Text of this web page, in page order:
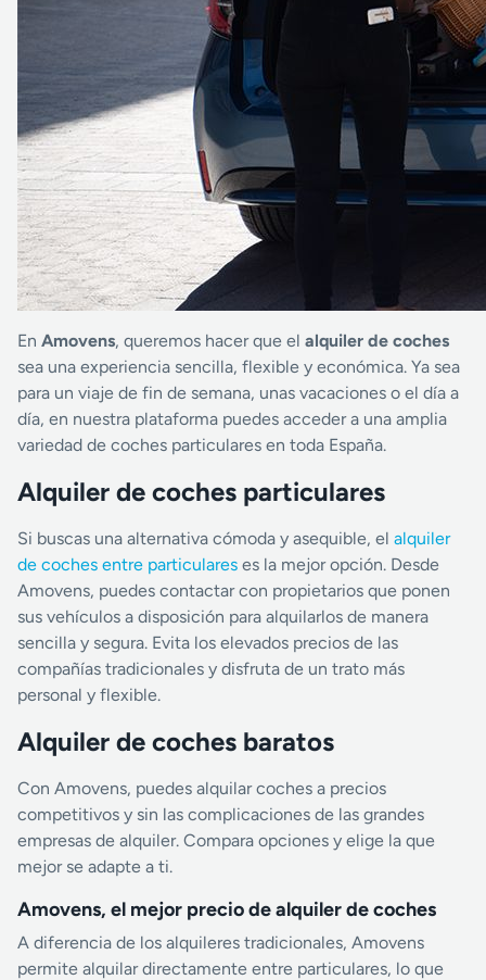
En Amovens, queremos hacer que el alquiler de coches
sea una experiencia sencilla, flexible y económica. Ya sea
para un viaje de fin de semana, unas vacaciones o el día a
día, en nuestra plataforma puedes acceder a una amplia
variedad de coches particulares en toda España.
Alquiler de coches particulares
Si buscas una alternativa cómoda y asequible, el alquiler
de coches entre particulares es la mejor opción. Desde
Amovens, puedes contactar con propietarios que ponen
sus vehículos a disposición para alquilarlos de manera
sencilla y segura. Evita los elevados precios de las
compañías tradicionales y disfruta de un trato más
personal y flexible.
Alquiler de coches baratos
Con Amovens, puedes alquilar coches a precios
competitivos y sin las complicaciones de las grandes
empresas de alquiler. Compara opciones y elige la que
mejor se adapte a ti.
Amovens, el mejor precio de alquiler de coches
A diferencia de los alquileres tradicionales, Amovens
permite alquilar directamente entre particulares, lo que